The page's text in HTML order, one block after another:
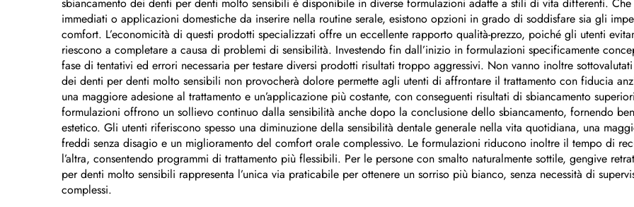
immediati o applicazioni domestiche da inserire nella routine serale, esistono opzioni in grado di soddisfare sia gli
comfort. L’economicità di questi prodotti specializzati offre un eccellente rapporto qualità-prezzo, poiché gli utenti
riescono a completare a causa di problemi di sensibilità. Investendo fin dall’inizio in formulazioni specificamente
fase di tentativi ed errori necessaria per testare diversi prodotti risultati troppo aggressivi. Non vanno inoltre
dei denti per denti molto sensibili non provocherà dolore permette agli utenti di affrontare il trattamento con fiducia
una maggiore adesione al trattamento e un’applicazione più costante, con conseguenti risultati di sbiancamento
formulazioni offrono un sollievo continuo dalla sensibilità anche dopo la conclusione dello sbiancamento, fornendo
estetico. Gli utenti riferiscono spesso una diminuzione della sensibilità dentale generale nella vita quotidiana, una
freddi senza disagio e un miglioramento del comfort orale complessivo. Le formulazioni riducono inoltre il tempo di
l’altra, consentendo programmi di trattamento più flessibili. Per le persone con smalto naturalmente sottile, gengive
per denti molto sensibili rappresenta l’unica via praticabile per ottenere un sorriso più bianco, senza necessità di
complessi.